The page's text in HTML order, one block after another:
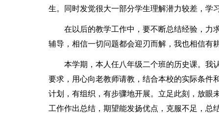
生。同时发觉很大一部分学生理解潜力较差，学
在以后的教学工作中，要不断总结经验，力
辅导，相信一切问题都会迎刃而解，我也相信有
本学期，本人任八年级二个班的历史课。我
要求，用心向老教师请教，结合本校的实际条件
计划，有组织，有步骤地开展。立足此刻，放眼
工作作出总结，期望能发扬优点，克服不足，总